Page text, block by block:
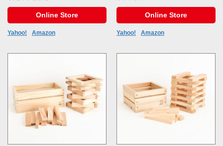
Online Store
Yahoo! Amazon
Online Store
Yahoo! Amazon